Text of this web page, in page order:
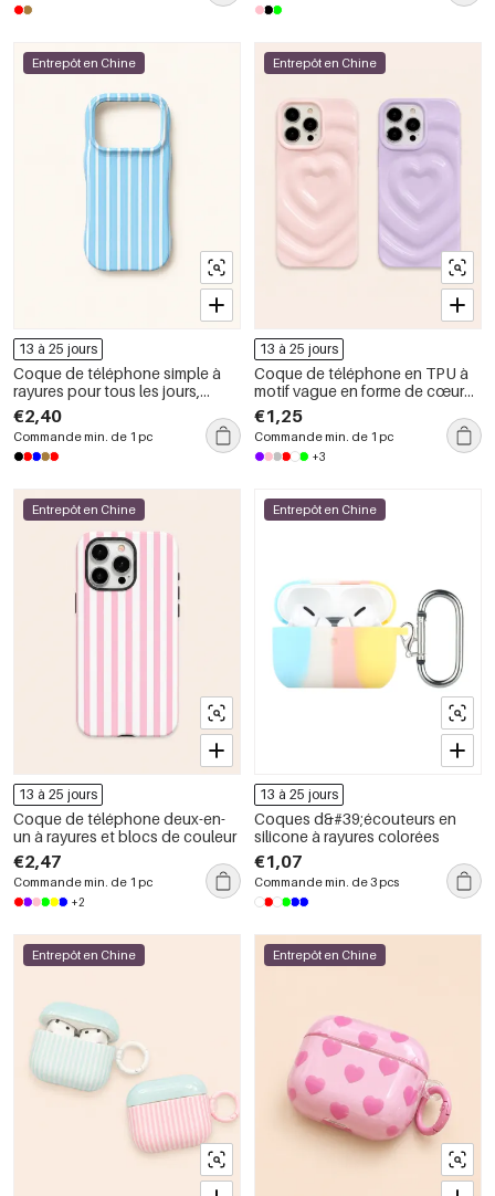
Entrepôt en Chine
13 à 25 jours
Coque de téléphone simple à
rayures pour tous les jours,
deux-en-un
€2,40
Commande min. de 1 pc
Entrepôt en Chine
13 à 25 jours
Coque de téléphone en TPU à
motif vague en forme de cœur
3D électroplaqué
€1,25
Commande min. de 1 pc
+3
Entrepôt en Chine
13 à 25 jours
Coque de téléphone deux-en-
un à rayures et blocs de couleur
€2,47
Commande min. de 1 pc
+2
Entrepôt en Chine
13 à 25 jours
Coques d&#39;écouteurs en
silicone à rayures colorées
€1,07
Commande min. de 3 pcs
Entrepôt en Chine Entrepôt en Chine